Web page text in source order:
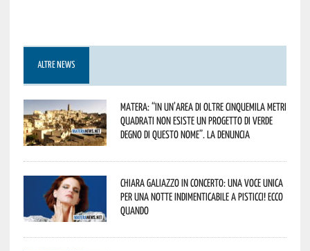
ALTRE NEWS
Matera: “In un’area di oltre cinquemila metri
quadrati non esiste un progetto di verde
degno di questo nome”. La denuncia
Chiara Galiazzo in concerto: una voce unica
per una notte indimenticabile a Pisticci! Ecco
quando